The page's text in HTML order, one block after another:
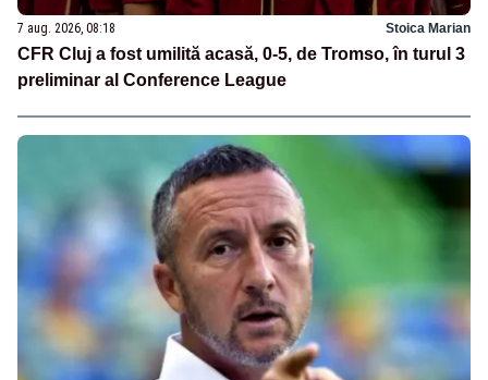
7 aug. 2026, 08:18 Stoica Marian
CFR Cluj a fost umilită acasă, 0-5, de Tromso, în turul 3
preliminar al Conference League